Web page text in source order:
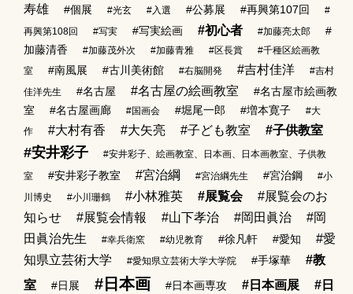
寿雄
#個展 #光玄 #入選 #公募展 #再興第107回
#
再興第108回
#写実 #写実絵画 #初心者 #加藤亮太郎
#
加藤清香
#加藤茂外次 #加藤青雅 #区長賞
#千種区絵画教
室
#南風展 #古川美術館 #右脳開発 #吉村佳洋
#吉村
佳洋先生
#名古屋 #名古屋の絵画教室
#名古屋市絵画教
室
#名古屋画廊 #国画会 #堀尾一郎 #増本寛子
#大
作
#大村有香 #大矢亮 #子ども教室 #子供教室
#安井彩子
#安井彩子、絵画教室、日本画、日本画教室、子供教
室
#安井彩子教室 #宮治綱 #宮治綱先生 #宮治鋼
#小
川博史
#小川珊鶴 #小林雅英 #展覧会
#展覧会のお
知らせ
#展覧会情報 #山下孝治 #岡田眞治
#岡
田眞治先生
#幸兵衛窯 #幼児教育 #徐凡軒 #愛知
#愛
知県立芸術大学
#愛知県立芸術大学大学院 #手塚華
#教
室
#日展 #日本画 #日本画専攻 #日本画展
#日